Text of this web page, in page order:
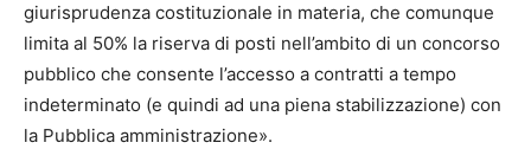
giurisprudenza costituzionale in materia, che comunque
limita al 50% la riserva di posti nell’ambito di un concorso
pubblico che consente l’accesso a contratti a tempo
indeterminato (e quindi ad una piena stabilizzazione) con
la Pubblica amministrazione».